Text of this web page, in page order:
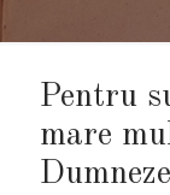
Pentru
mare